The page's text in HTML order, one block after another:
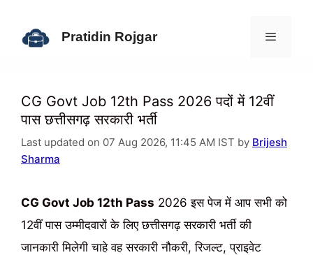
Pratidin Rojgar
CG Govt Job 12th Pass 2026 पदों में 12वीं
पास छत्तीसगढ़ सरकारी भर्ती
Last updated on 07 Aug 2026, 11:45 AM IST by Brijesh
Sharma
CG Govt Job 12th Pass 2026 इस पेज में आप सभी को
12वीं पास उम्मीदवारों के लिए छत्तीसगढ़ सरकारी भर्ती की
जानकारी मिलेगी चाहे वह सरकारी नौकरी, रिजल्ट, प्राइवेट